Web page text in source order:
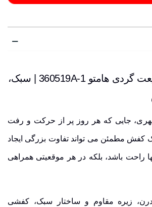
کفش مردانه طبیعت گردی هامتو 360519A-1 | سبک،
جایی که هر روز پر از حرکت و رفت
کفش مطمئن می تواند تفاوت بزرگی ایجاد
راحت باشد، بلکه در هر موقعیتی همراهی
زیره مقاوم و ساختار سبک، کفشی